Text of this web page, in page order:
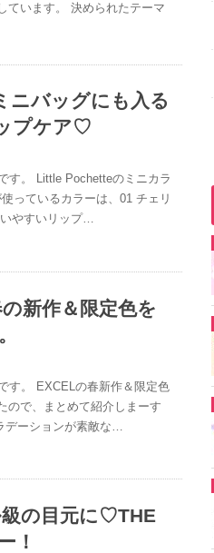
ています。 決められたテーマ
ニバッグにも入る
プケア♡
す。 Little Pochetteのミニカラ
っているカラーは、01 チェリ
やすいリップ…
新作＆限定色を
す。 EXCELの春新作＆限定色
ので、まとめて紹介しまーす
デーションが素敵な…
級の目元に♡THE
！